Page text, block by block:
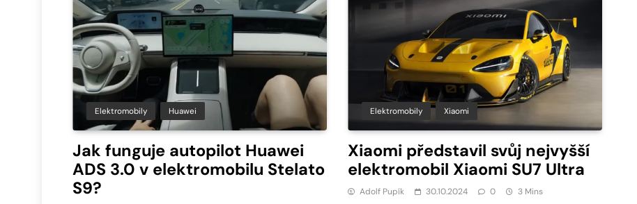
Elektromobily Huawei
Jak funguje autopilot Huawei
ADS 3.0 v elektromobilu Stelato
S9?
Elektromobily Xiaomi
Xiaomi představil svůj nejvyšší
elektromobil Xiaomi SU7 Ultra
Adolf Pupík 30.10.2024 0 3 Mins